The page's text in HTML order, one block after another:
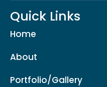
Quick Links
Home
About
Portfolio/Gallery